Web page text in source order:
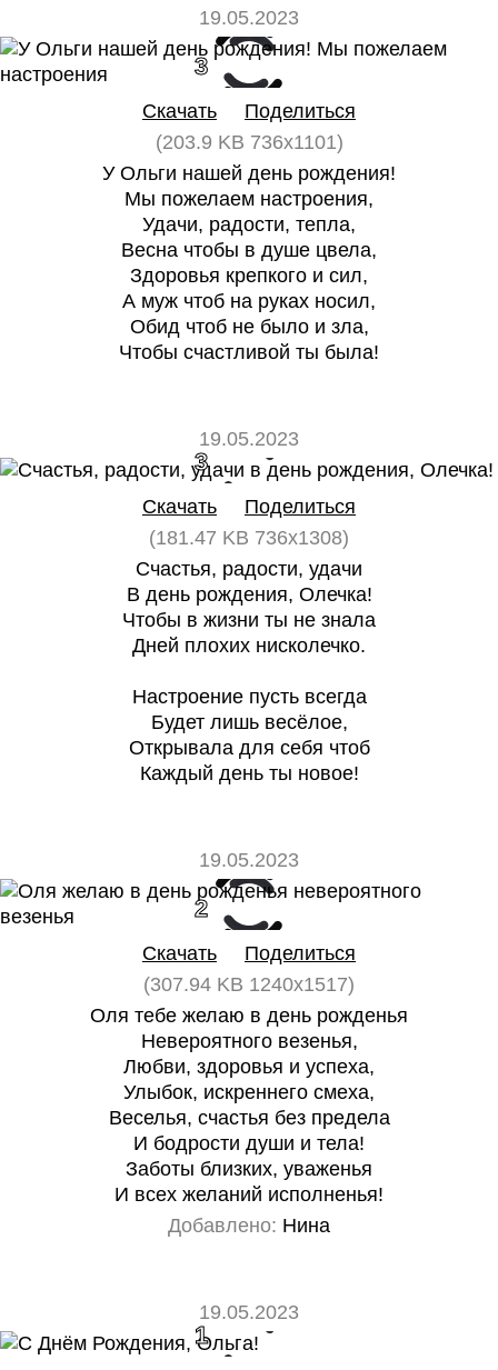
19.05.2023
3
Скачать
Поделиться
(203.9 KB 736x1101)
У Ольги нашей день рождения!
Мы пожелаем настроения,
Удачи, радости, тепла,
Весна чтобы в душе цвела,
Здоровья крепкого и сил,
А муж чтоб на руках носил,
Обид чтоб не было и зла,
Чтобы счастливой ты была!
19.05.2023
3 0
Скачать
Поделиться
(181.47 KB 736x1308)
Счастья, радости, удачи
В день рождения, Олечка!
Чтобы в жизни ты не знала
Дней плохих нисколечко.
Настроение пусть всегда
Будет лишь весёлое,
Открывала для себя чтоб
Каждый день ты новое!
19.05.2023
2
Скачать
Поделиться
(307.94 KB 1240x1517)
Оля тебе желаю в день рожденья
Невероятного везенья,
Любви, здоровья и успеха,
Улыбок, искреннего смеха,
Веселья, счастья без предела
И бодрости души и тела!
Заботы близких, уваженья
И всех желаний исполненья!
Добавлено: Нина
19.05.2023
1